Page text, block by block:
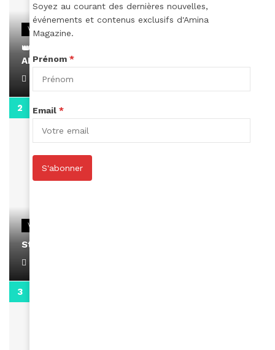
VIDEOS
👑 Remerciements à Ayden pour son message sur
AMINA, le Magazine de la Femme
April 1, 2022
VIDEOS
Stacy passe un message
Soyez au courant des dernières nouvelles,
événements et contenus exclusifs d'Amina
Magazine.
Prénom *
Email *
S'abonner